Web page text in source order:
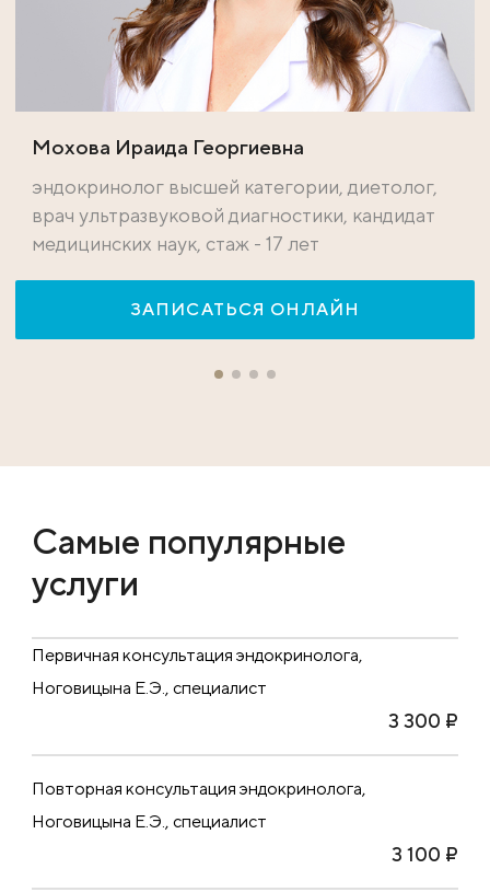
Мохова Ираида Георгиевна
эндокринолог высшей категории, диетолог,
врач ультразвуковой диагностики, кандидат
медицинских наук, стаж - 17 лет
ЗАПИСАТЬСЯ ОНЛАЙН
Самые популярные
услуги
Первичная консультация эндокринолога,
Ноговицына Е.Э., специалист
3 300 ₽
Повторная консультация эндокринолога,
Ноговицына Е.Э., специалист
3 100 ₽